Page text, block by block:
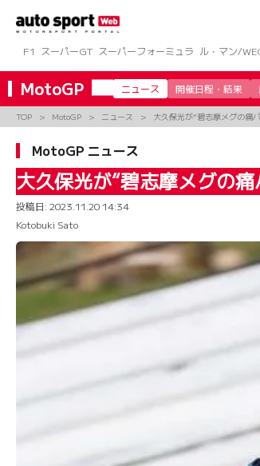
ツ
へ
ス
キ
ッ
F1 スーパーGT スーパーフォーミュラ ル・マン/
MotoGP ニュース 開催日程・結果
TOP MotoGP ニュース 大久保光が“碧志摩メグの痛
MotoGP ニュース
大久保光が“碧志摩メグの
投稿日: 2023.11.20 14:34
Kotobuki Sato